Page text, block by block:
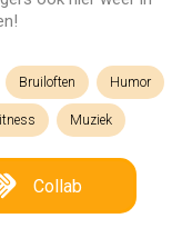
Bruiloften Humor
Muziek
Collab